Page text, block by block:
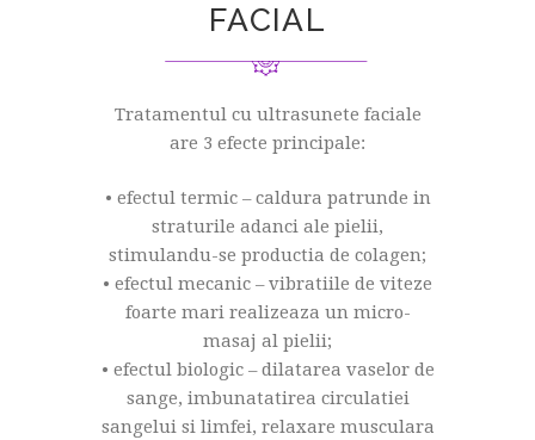
FACIAL
Tratamentul cu ultrasunete faciale
are 3 efecte principale:
• efectul termic – caldura patrunde in
straturile adanci ale pielii,
stimulandu-se productia de colagen;
• efectul mecanic – vibratiile de viteze
foarte mari realizeaza un micro-
masaj al pielii;
• efectul biologic – dilatarea vaselor de
sange, imbunatatirea circulatiei
sangelui si limfei, relaxare musculara